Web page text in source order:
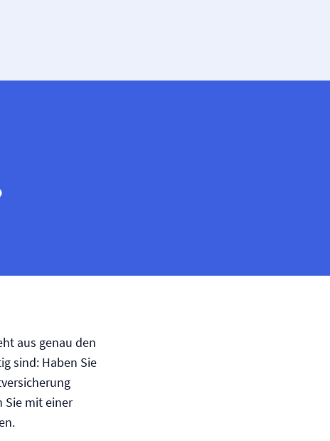
aus genau den
sind: Haben Sie
Sie mit einer